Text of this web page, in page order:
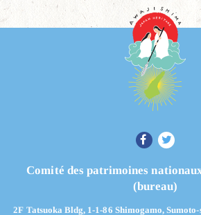
Comité des patrimoines
(bureau)
2F Tatsuoka Bldg, 1-1-86 Shimogamo,